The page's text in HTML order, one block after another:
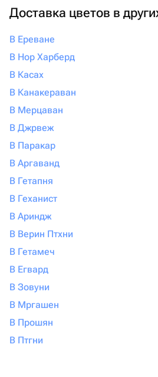
Доставка цветов в
В Ереване
В Нор Харберд
В Касах
В Канакераван
В Мерцаван
В Джрвеж
В Паракар
В Аргаванд
В Гетапня
В Геханист
В Ариндж
В Верин Птхни
В Гетамеч
В Егвард
В Зовуни
В Мргашен
В Прошян
В Птгни